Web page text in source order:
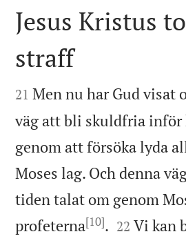

Jesus Kristus
straff

21 Men nu har Gud visat
väg att bli skuldfria inför
genom att försöka lyda
Moses lag. Och denna
tiden talat om genom
profeterna[10]. 

22 Vi kan